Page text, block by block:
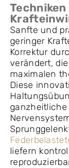
Sanfte und
geringer
Korrektur
verändert,
maximalen
Diese
ganzheitliche
liefern